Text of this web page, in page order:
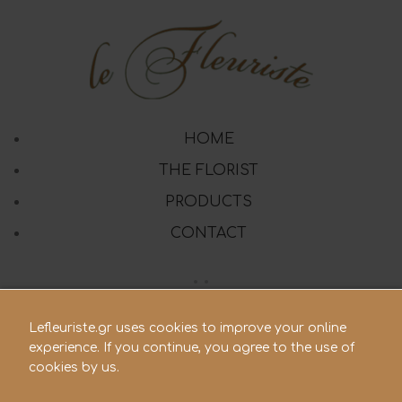
HOME
THE FLORIST
PRODUCTS
CONTACT
210 28.21.119
Lefleuriste.gr uses cookies to improve your online
experience. If you continue, you agree to the use of
cookies by us.